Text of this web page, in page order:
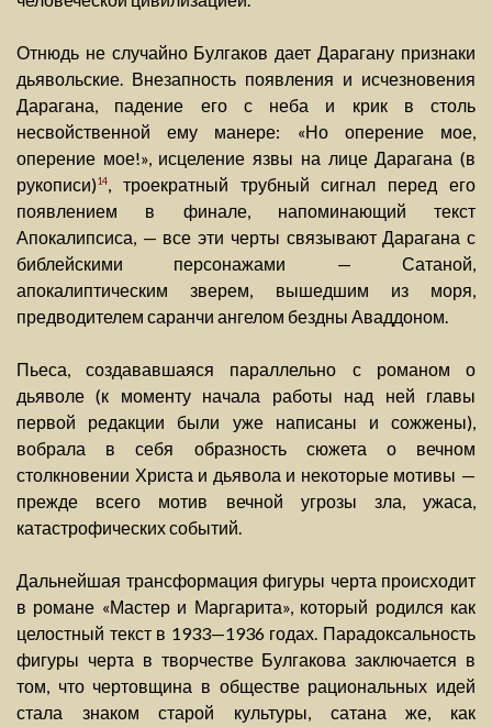
Отнюдь не случайно Булгаков дает Дарагану признаки
дьявольские. Внезапность появления и исчезновения
Дарагана, падение его с неба и крик в столь
несвойственной ему манере: «Но оперение мое,
оперение мое!», исцеление язвы на лице Дарагана (в
рукописи)14, троекратный трубный сигнал перед его
появлением в финале, напоминающий текст
Апокалипсиса, — все эти черты связывают Дарагана с
библейскими персонажами — Сатаной,
апокалиптическим зверем, вышедшим из моря,
предводителем саранчи ангелом бездны Аваддоном.
Пьеса, создававшаяся параллельно с романом о
дьяволе (к моменту начала работы над ней главы
первой редакции были уже написаны и сожжены),
вобрала в себя образность сюжета о вечном
столкновении Христа и дьявола и некоторые мотивы —
прежде всего мотив вечной угрозы зла, ужаса,
катастрофических событий.
Дальнейшая трансформация фигуры черта происходит
в романе «Мастер и Маргарита», который родился как
целостный текст в 1933—1936 годах. Парадоксальность
фигуры черта в творчестве Булгакова заключается в
том, что чертовщина в обществе рациональных идей
стала знаком старой культуры, сатана же, как